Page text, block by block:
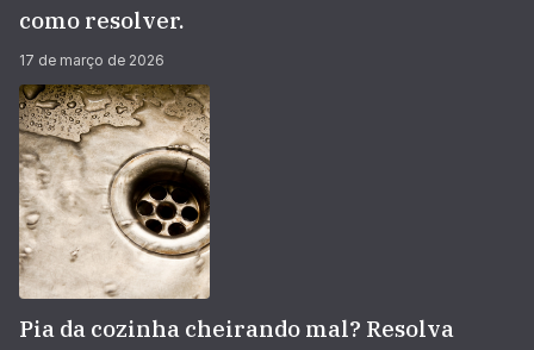
como resolver.
17 de março de 2026
Pia da cozinha cheirando mal? Resolva